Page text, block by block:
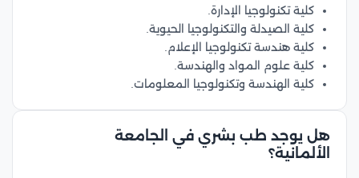
كلية تكنولوجيا الإدارة.
كلية الصيدلة والتكنولوجيا الحيوية.
كلية هندسة تكنولوجيا الإعلام.
كلية علوم المواد والهندسة.
كلية الهندسة وتكنولوجيا المعلومات.
هل يوجد طب بشري في الجامعة
الألمانية؟